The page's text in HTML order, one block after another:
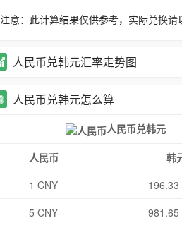
注意：此计算结果仅供参考，实际兑换请
人民币兑韩元汇率走势图
人民币兑韩元怎么算
人民币兑韩元
人民币 韩
1 CNY
196.33
5 CNY
981.65